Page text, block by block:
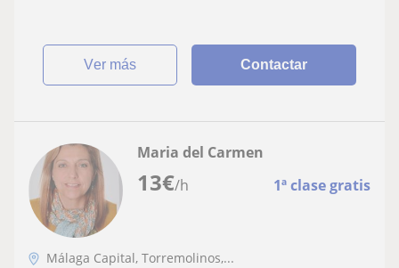
ver más Contactar
13€/h 1ª clase gratis
Maria del Carmen
Málaga Capital, Torremolinos,...